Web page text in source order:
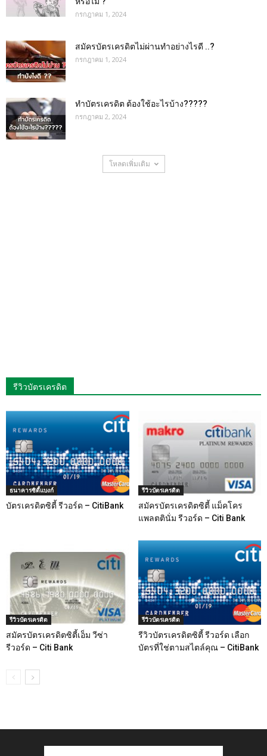
กรกฎาคม 1, 2024
สมัครบัตรเครดิตไม่ผ่านทำอย่างไรดี ..?
กรกฎาคม 1, 2024
ทำบัตรเครดิต ต้องใช้อะไรบ้าง?????
กรกฎาคม 2, 2024
โหลดเพิ่มเติม
รีวิวบัตรเครดิต
ธนาคารซิตี้แบงก์
บัตรเครดิตซิตี้ รีวอร์ด – CitiBank
รีวิวบัตรเครดิต
สมัครบัตรเครดิตซิตี้ แม็คโคร
แพลตตินั่ม รีวอร์ด – Citi Bank
รีวิวบัตรเครดิต
สมัครบัตรเครดิตซิตี้เอ็ม วีซ่า
รีวอร์ด – Citi Bank
รีวิวบัตรเครดิต
รีวิวบัตรเครดิตซิตี้ รีวอร์ด เลือก
บัตรที่ใช่ตามสไตล์คุณ – CitiBank